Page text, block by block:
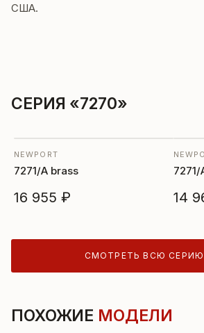
США.
СЕРИЯ «7270»
NEWPORT
7271/A brass
16 955 ₽ 14
СМОТРЕТЬ ВСЮ СЕРИЮ
ПОХОЖИЕ МОДЕЛИ